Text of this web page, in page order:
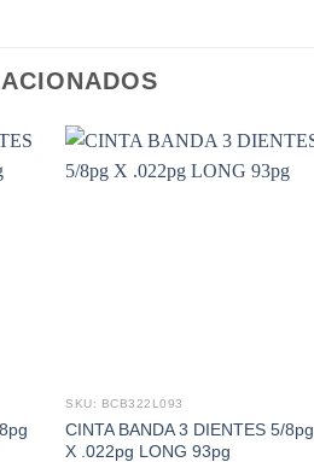
SKU: BCB322L093
CINTA BANDA 3 DIENTES 5/8pg
X .022pg LONG 93pg